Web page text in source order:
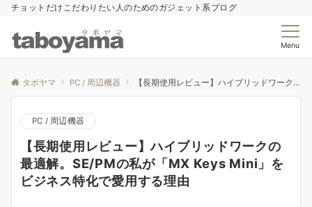
チョットだけこだわりたい人のためのガジェット系ブログ
Menu
タボヤマ PC / 周辺機器 【長期使用レビュー】ハイブリッドワークの最適解。SE/PMの私が「MX Keys Mini」をビジネス特化で愛用する理由
PC / 周辺機器
【長期使用レビュー】ハイブリッドワークの
最適解。SE/PMの私が「MX Keys Mini」を
ビジネス特化で愛用する理由